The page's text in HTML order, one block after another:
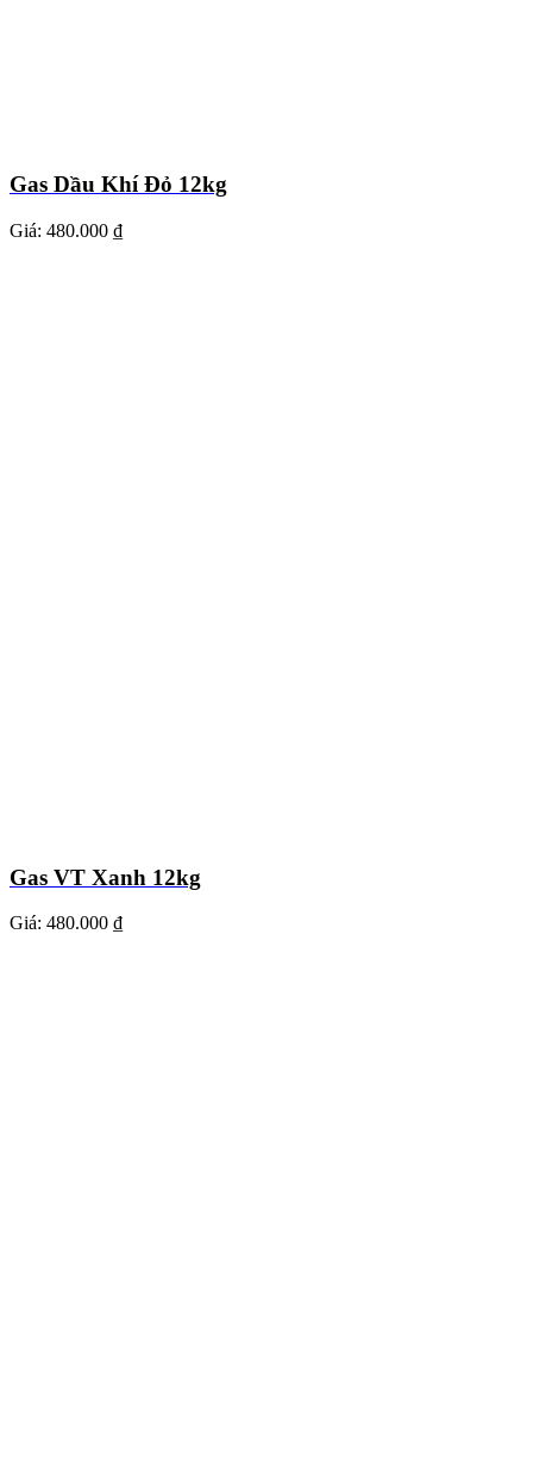
Gas Dầu Khí Đỏ 12kg
Giá: 480.000 ₫
Gas VT Xanh 12kg
Giá: 480.000 ₫